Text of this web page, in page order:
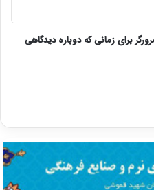
برای زمانی که دوباره دیدگاهی